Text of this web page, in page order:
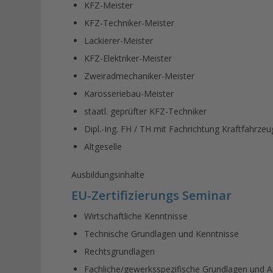
KFZ-Meister
KFZ-Techniker-Meister
Lackierer-Meister
KFZ-Elektriker-Meister
Zweiradmechaniker-Meister
Karosseriebau-Meister
staatl. geprüfter KFZ-Techniker
Dipl.-Ing. FH / TH mit Fachrichtung
Altgeselle
Ausbildungsinhalte
EU-Zertifizierungs Seminar
Wirtschaftliche Kenntnisse
Technische Grundlagen und Kenntnisse
Rechtsgrundlagen
Fachliche/gewerksspezifische Grundlagen und